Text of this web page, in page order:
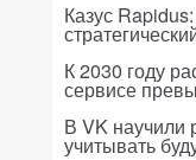
Казус
К 2030 году
сервисе
В VK научили
учитывать